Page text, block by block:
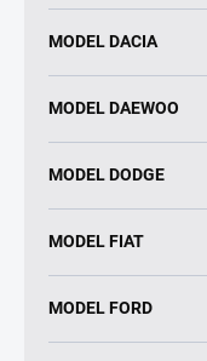
MODEL DACIA
MODEL DAEWOO
MODEL DODGE
MODEL FIAT
MODEL FORD